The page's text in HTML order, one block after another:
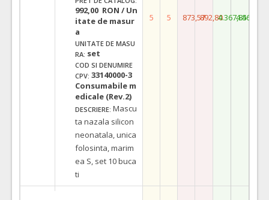
992,00 RON / Un
itate de masur
a
UNITATE DE MASU
RA: set
COD SI DENUMIRE
CPV: 33140000-3
Consumabile m
edicale (Rev.2)
DESCRIERE: Mascu
ta nazala silicon
neonatala, unica
folosinta, marim
ea S, set 10 buca
ti
5 5 873,57892,804.367,854.464,00